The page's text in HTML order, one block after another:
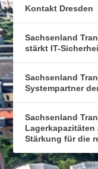
Kontakt Dresden
Sachsenland
stärkt IT-
Sachsenland
Systempartner
Sachsenland
Lagerkapazitäten
Stärkung für die